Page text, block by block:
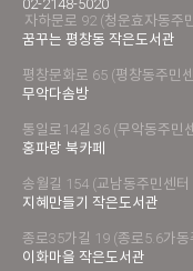
02-2148-5020
자하문로 92 (청운효자동주
꿈꾸는 평창동 작은도서관
평창문화로 65 (평창동주민
무악다솜방
통일로14길 36 (무악동주민
홍파랑 북카페
송월길 154 (교남동주민센터
지혜만들기 작은도서관
종로35가길 19 (종로5.6가동
이화마을 작은도서관